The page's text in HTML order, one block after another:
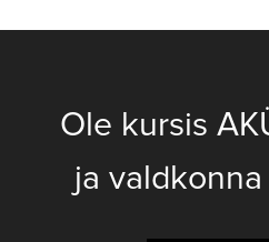
Ole kursis
ja